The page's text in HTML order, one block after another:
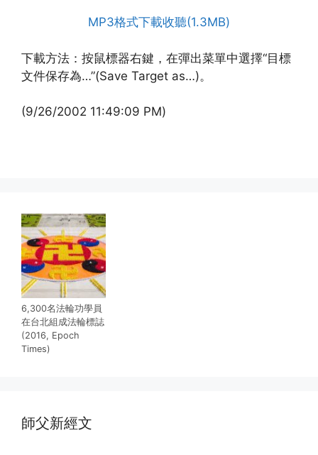
MP3格式下載收聽(1.3MB)
下載方法：按鼠標器右鍵，在彈出菜單中選擇“目標
文件保存為…”(Save Target as…)。
(9/26/2002 11:49:09 PM)
6,300名法輪功學員
在台北組成法輪標誌
(2016, Epoch
Times)
師父新經文